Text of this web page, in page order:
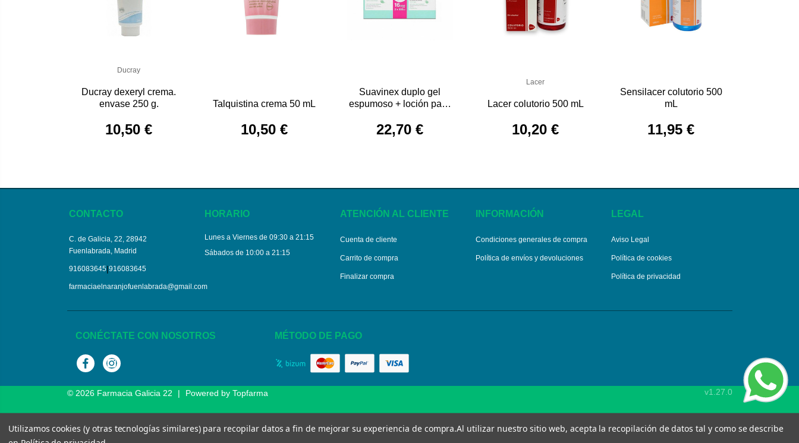
Ducray
Ducray dexeryl crema.
envase 250 g.
10,50 €
Talquistina crema 50 mL
10,50 €
Suavinex duplo gel
espumoso + loción pack
22,70 €
Lacer
Lacer colutorio 500 mL
10,20 €
Sensilacer colutorio 500
mL
11,95 €
CONTACTO
C. de Galicia, 22, 28942
Fuenlabrada, Madrid
916083645|916083645
farmaciaelnaranjofuenlabrada@gmail.com
HORARIO
Lunes a Viernes de 09:30 a 21:15
Sábados de 10:00 a 21:15
ATENCIÓN AL CLIENTE
Cuenta de cliente
Carrito de compra
Finalizar compra
INFORMACIÓN
Condiciones generales de compra
Política de envíos y devoluciones
LEGAL
Aviso Legal
Política de cookies
Política de privacidad
CONÉCTATE CON NOSOTROS
FacebookInstagram
MÉTODO DE PAGO
© 2026 Farmacia Galicia 22 | Powered by Topfarma v1.27.0
Utilizamos cookies (y otras tecnologías similares) para recopilar datos a fin de mejorar su experiencia de compra.Al utilizar nuestro sitio web, acepta la recopilación de datos tal y como se describe